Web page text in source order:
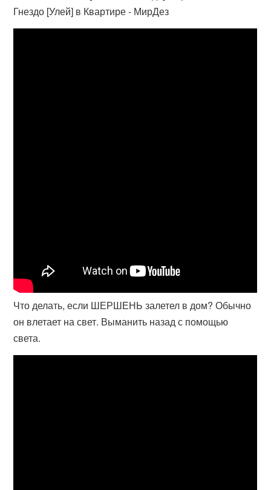
Гнездо [Улей] в Квартире - МирДез
Что делать, если ШЕРШЕНЬ залетел в дом? Обычно
он влетает на свет. Выманить назад с помощью
света.